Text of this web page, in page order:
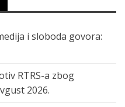
i sloboda govora:
RTRS-a zbog
2026.